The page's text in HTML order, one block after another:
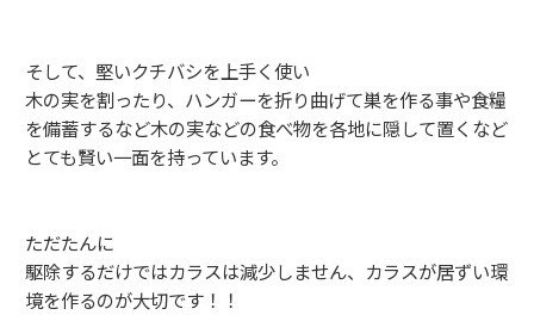
そして、堅いクチバシを上手く使い
木の実を割ったり、ハンガーを折り曲げて巣を作る事や食糧
を備蓄するなど木の実などの食べ物を各地に隠して置くなど
とても賢い一面を持っています。
ただたんに
駆除するだけではカラスは減少しません、カラスが居ずい環
境を作るのが大切です！！